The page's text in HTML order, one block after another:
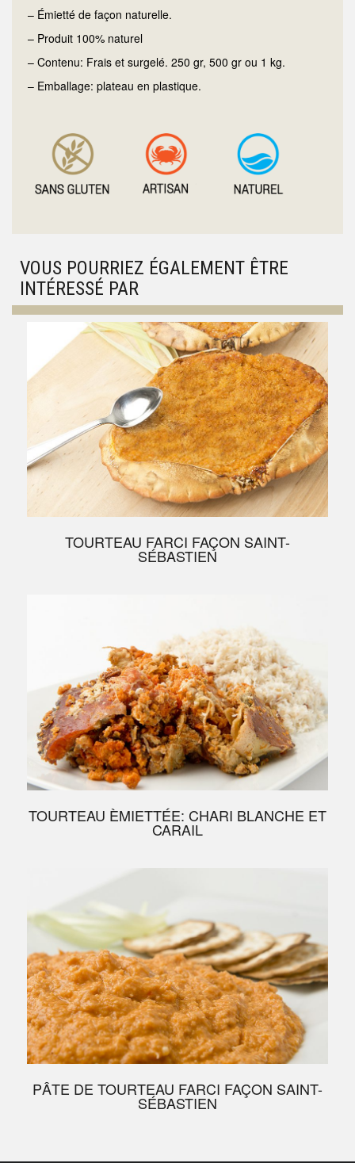
– Émietté de façon naturelle.
– Produit 100% naturel
– Contenu: Frais et surgelé. 250 gr, 500 gr ou 1 kg.
– Emballage: plateau en plastique.
VOUS POURRIEZ ÉGALEMENT ÊTRE
INTÉRESSÉ PAR
TOURTEAU FARCI FAÇON SAINT-
SÉBASTIEN
TOURTEAU ÈMIETTÉE: CHARI BLANCHE ET
CARAIL
PÂTE DE TOURTEAU FARCI FAÇON SAINT-
SÉBASTIEN